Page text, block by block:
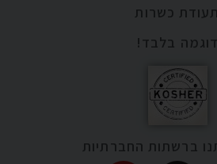
תעודת כשרות
דוגמה בלבד!
ברשתות החברתיות